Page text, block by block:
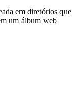
em diretórios que
um álbum web